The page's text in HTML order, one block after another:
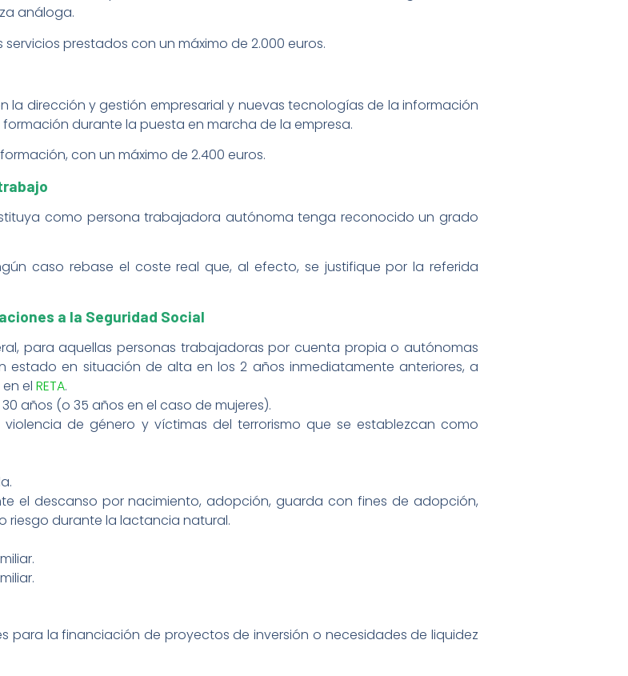
análoga.
prestados con un máximo de 2.000 euros.
la dirección y gestión empresarial y nuevas tecnologías de la información
durante la puesta en marcha de la empresa.
con un máximo de 2.400 euros.
como persona trabajadora autónoma tenga reconocido un grado
caso rebase el coste real que, al efecto, se justifique por la referida
a la Seguridad Social
para aquellas personas trabajadoras por cuenta propia o autónomas
estado en situación de alta en los 2 años inmediatamente anteriores, a
el RETA.
años (o 35 años en el caso de mujeres).
de género y víctimas del terrorismo que se establezcan como
el descanso por nacimiento, adopción, guarda con fines de adopción,
riesgo durante la lactancia natural.
para la financiación de proyectos de inversión o necesidades de liquidez